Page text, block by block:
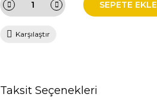
SEPETE EKLE
Karşılaştır
Taksit Seçenekleri